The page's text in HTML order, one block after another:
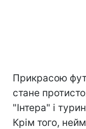
Прикрасою
стане
"Інтера" і
Крім того,